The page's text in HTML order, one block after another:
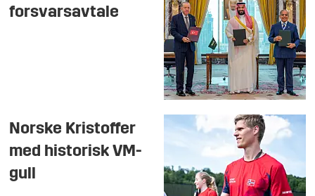
forsvarsavtale
Norske Kristoffer
med historisk VM-
gull